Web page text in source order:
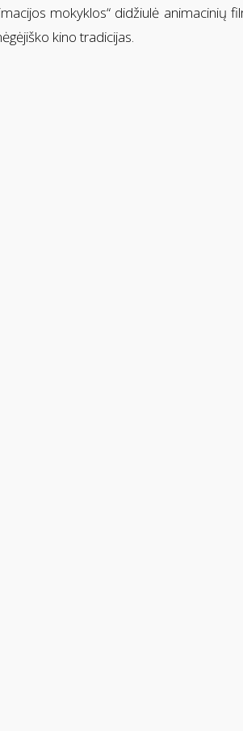
mokyklos“ didžiulė animacinių
kino tradicijas.